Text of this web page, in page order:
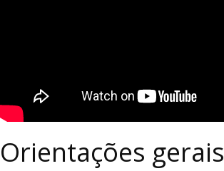
Orientações gerais